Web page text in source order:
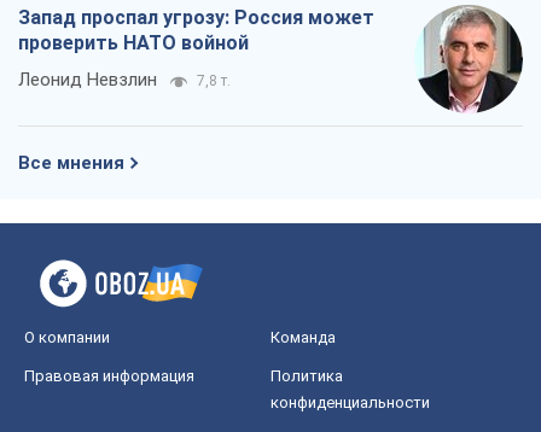
Запад проспал угрозу: Россия может
проверить НАТО войной
Леонид Невзлин 7,8 т.
Все мнения
О компании Команда
Правовая информация
Политика
конфиденциальности